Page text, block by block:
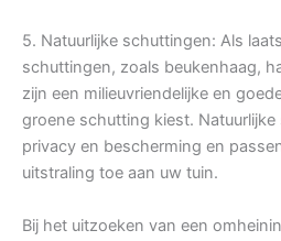
5. Natuurlijke schuttingen: Als
schuttingen, zoals beukenhaag,
zijn een milieuvriendelijke en
groene schutting kiest.
privacy en bescherming en
uitstraling toe aan uw tuin.
Bij het uitzoeken van een